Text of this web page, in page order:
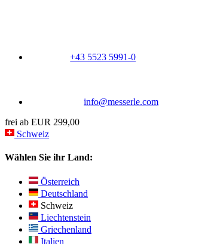
+43 5523 5991-0
info@messerle.com
frei ab EUR 299,00
Schweiz
Wählen Sie ihr Land:
Österreich
Deutschland
Schweiz
Liechtenstein
Griechenland
Italien